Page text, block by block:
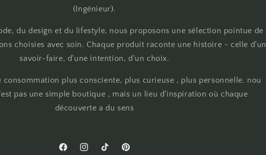
(Ingénieur).
du design et du lifestyle, nous proposons une sélection pointue de
choisies avec soin. Chaque produit raconte une histoire - celle d'un
savoir-faire, d'une intention, d'un choix.
consommation plus consciente, plus curieuse , plus personnelle. nou
pas une simple boutique , mais un lieu d'inspiration où chaque
découverte a du sens
FacebookInstagramTikTok Pinterest